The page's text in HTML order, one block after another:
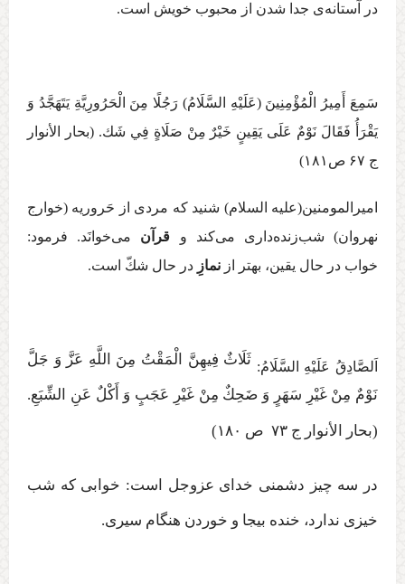
در آستانه‌ی جدا شدن از محبوب خويش است.
سَمِعَ أَمِيرُ الْمُؤْمِنِينَ (عَلَيْهِ السَّلَامُ) رَجُلًا مِنَ الْحَرُورِيَّةِ يَتَهَجَّدُ وَ
يَقْرَأُ فَقَالَ نَوْمٌ عَلَی يَقِينٍ خَيْرٌ مِنْ صَلَاةٍ فِي شَك‏. (بحار الأنوار
ج ‏۶۷ ص۱۸۱)
امیرالمومنین(عليه السلام) شنيد كه مردی از حَروريه (خوارج
نهروان) شب‌زنده‌داری می‌كند و قرآن می‌خوانَد. فرمود:
خواب در حال يقين، بهتر از نمازِ در حال شكّ است.
اَلصَّادِقُ عَلَيْهِ السَّلَامُ: ثَلَاثٌ فِيهِنَّ الْمَقْتُ مِنَ اللَّهِ عَزَّ وَ جَلَّ
نَوْمٌ مِنْ غَيْرِ سَهَرٍ وَ ضَحِكٌ مِنْ غَيْرِ عَجَبٍ وَ أَكْلٌ عَنِ الشِّبَعِ‏.
(بحار الأنوار ج ‏۷۳ ص ۱۸۰)
در سه چیز دشمنی خدای عزوجل است: خوابی که شب
خیزی ندارد، خنده بیجا و خوردن هنگام سیری.